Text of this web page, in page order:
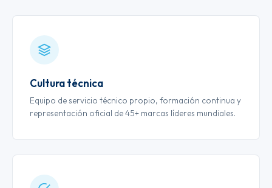
Cultura técnica
Equipo de servicio técnico propio, formación continua y
representación oficial de 45+ marcas líderes mundiales.